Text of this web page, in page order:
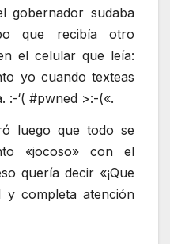
gobernador sudaba
que recibía otro
el celular que leía:
yo cuando texteas
:-‘( #pwned >:-(«.
luego que todo se
«jocoso» con el
quería decir «¡Que
completa atención